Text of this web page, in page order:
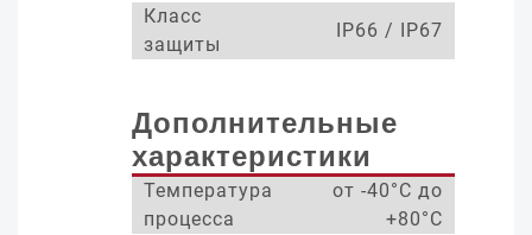
Класс
защиты
IP66 / IP67
Дополнительные
характеристики
Температура
процесса
от -40°С до
+80°С